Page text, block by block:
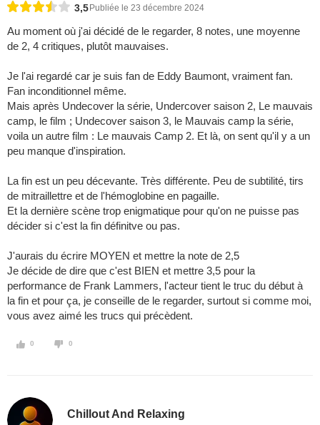
3,5 Publiée le 23 décembre 2024
Au moment où j'ai décidé de le regarder, 8 notes, une moyenne
de 2, 4 critiques, plutôt mauvaises.
Je l'ai regardé car je suis fan de Eddy Baumont, vraiment fan.
Fan inconditionnel même.
Mais après Undecover la série, Undercover saison 2, Le mauvais
camp, le film ; Undecover saison 3, le Mauvais camp la série,
voila un autre film : Le mauvais Camp 2. Et là, on sent qu'il y a un
peu manque d'inspiration.
La fin est un peu décevante. Très différente. Peu de subtilité, tirs
de mitraillettre et de l'hémoglobine en pagaille.
Et la dernière scène trop enigmatique pour qu'on ne puisse pas
décider si c'est la fin définitve ou pas.
J'aurais du écrire MOYEN et mettre la note de 2,5
Je décide de dire que c'est BIEN et mettre 3,5 pour la
performance de Frank Lammers, l'acteur tient le truc du début à
la fin et pour ça, je conseille de le regarder, surtout si comme moi,
vous avez aimé les trucs qui précèdent.
0 0
Chillout And Relaxing